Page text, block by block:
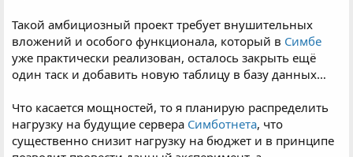
Такой амбициозный проект требует внушительных
вложений и особого функционала, который в Симбе
уже практически реализован, осталось закрыть ещё
один таск и добавить новую таблицу в базу данных…
Что касается мощностей, то я планирую распределить
нагрузку на будущие сервера Симботнета, что
существенно снизит нагрузку на бюджет и в принципе